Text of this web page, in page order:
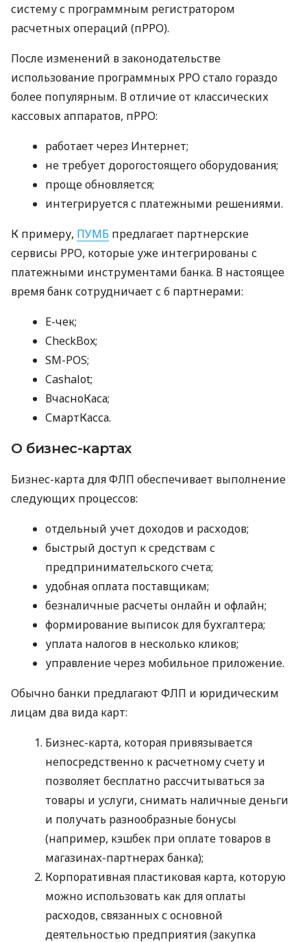
систему с программным регистратором
расчетных операций (пРРО).
После изменений в законодательстве
использование программных РРО стало гораздо
более популярным. В отличие от классических
кассовых аппаратов, пРРО:
работает через Интернет;
не требует дорогостоящего оборудования;
проще обновляется;
интегрируется с платежными решениями.
К примеру, ПУМБ предлагает партнерские
сервисы РРО, которые уже интегрированы с
платежными инструментами банка. В настоящее
время банк сотрудничает с 6 партнерами:
E-чек;
CheckBox;
SM-POS;
Cashalot;
ВчасноКаса;
СмартКасса.
О бизнес-картах
Бизнес-карта для ФЛП обеспечивает выполнение
следующих процессов:
отдельный учет доходов и расходов;
быстрый доступ к средствам с
предпринимательского счета;
удобная оплата поставщикам;
безналичные расчеты онлайн и офлайн;
формирование выписок для бухгалтера;
уплата налогов в несколько кликов;
управление через мобильное приложение.
Обычно банки предлагают ФЛП и юридическим
лицам два вида карт:
Бизнес-карта, которая привязывается
непосредственно к расчетному счету и
позволяет бесплатно рассчитываться за
товары и услуги, снимать наличные деньги
и получать разнообразные бонусы
(например, кэшбек при оплате товаров в
магазинах-партнерах банка);
Корпоративная пластиковая карта, которую
можно использовать как для оплаты
расходов, связанных с основной
деятельностью предприятия (закупка